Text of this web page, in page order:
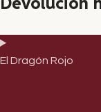
El Dragón Rojo